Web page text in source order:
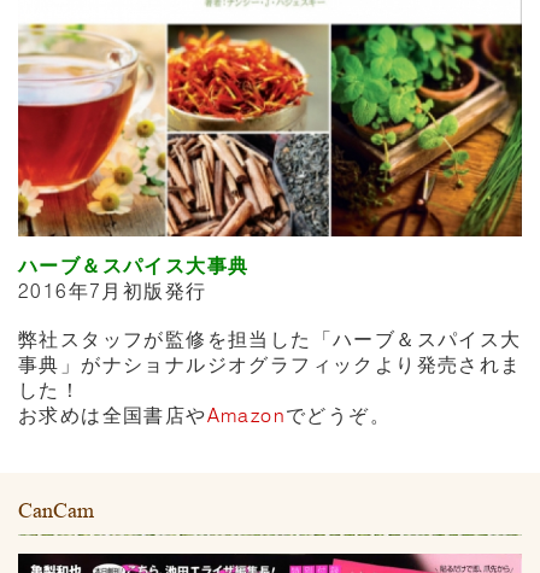
ハーブ＆スパイス大事典
2016年7月初版発行
弊社スタッフが監修を担当した「ハーブ＆スパイス大
事典」がナショナルジオグラフィックより発売されま
した！
お求めは全国書店やAmazonでどうぞ。
CanCam